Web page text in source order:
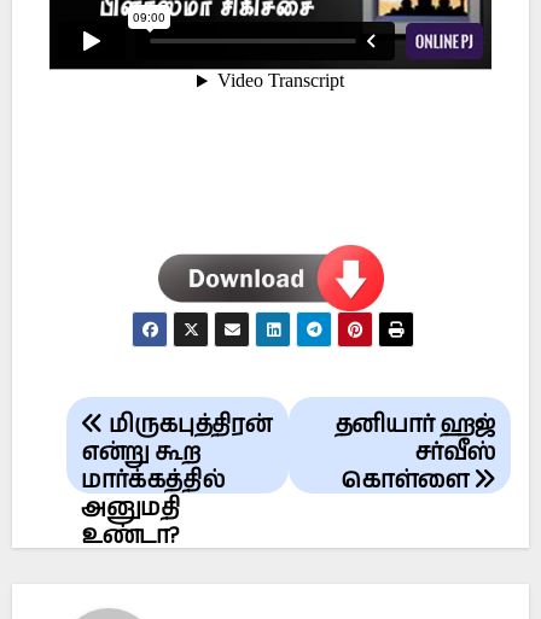
Post
navigation
தனியார் ஹஜ்
சர்வீஸ்
கொள்ளை
மிருகபுத்திரன்
என்று கூற
மார்க்கத்தில்
அனுமதி
உண்டா?